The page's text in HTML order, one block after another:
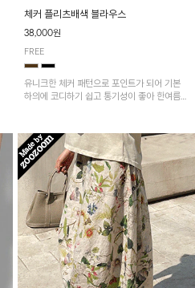
체커 플리츠배색 블라우스
38,000원
FREE
유니크한 체커 패턴으로 포인트가 되어 기본
하의에 코디하기 쉽고 통기성이 좋아 한여름에